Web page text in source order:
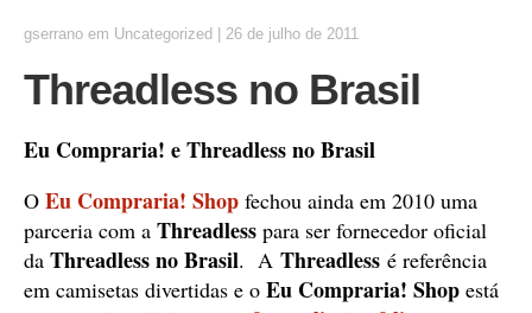
gserrano em Uncategorized 26 de julho de 2011
Threadless no Brasil
Eu Compraria! e Threadless no Brasil
O Eu Compraria! Shop fechou ainda em 2010 uma
parceria com a Threadless para ser fornecedor oficial
da Threadless no Brasil. A Threadless é referência
em camisetas divertidas e o Eu Compraria! Shop está